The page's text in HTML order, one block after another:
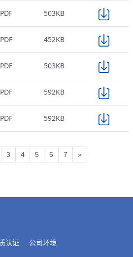
503KB
452KB
503KB
592KB
592KB
3 4 5 6 7 »
认证 公司环境